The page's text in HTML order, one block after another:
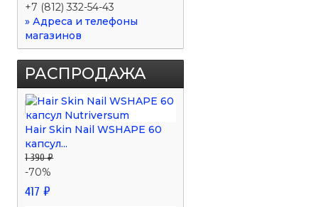
+7 (812) 332-54-43
» Адреса и телефоны
магазинов
РАСПРОДАЖА
Hair Skin Nail WSHAPE 60
капсул...
1 390 ₽
-70%
417 ₽